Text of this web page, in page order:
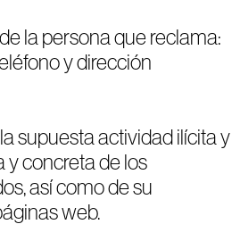
la persona que reclama:
y dirección
supuesta actividad ilícita y
y concreta de los
así como de su
web.